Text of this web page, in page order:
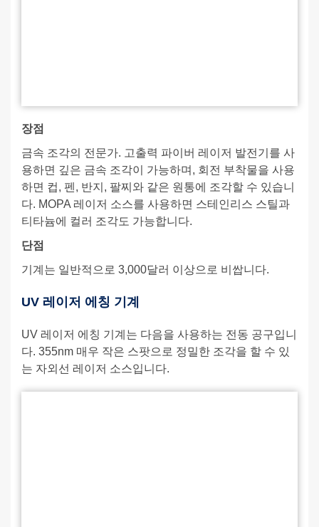
장점
금속 조각의 전문가. 고출력 파이버 레이저 발전기를 사
용하면 깊은 금속 조각이 가능하며, 회전 부착물을 사용
하면 컵, 펜, 반지, 팔찌와 같은 원통에 조각할 수 있습니
다. MOPA 레이저 소스를 사용하면 스테인리스 스틸과
티타늄에 컬러 조각도 가능합니다.
단점
기계는 일반적으로 3,000달러 이상으로 비쌉니다.
UV 레이저 에칭 기계
UV 레이저 에칭 기계는 다음을 사용하는 전동 공구입니
다. 355nm 매우 작은 스팟으로 정밀한 조각을 할 수 있
는 자외선 레이저 소스입니다.